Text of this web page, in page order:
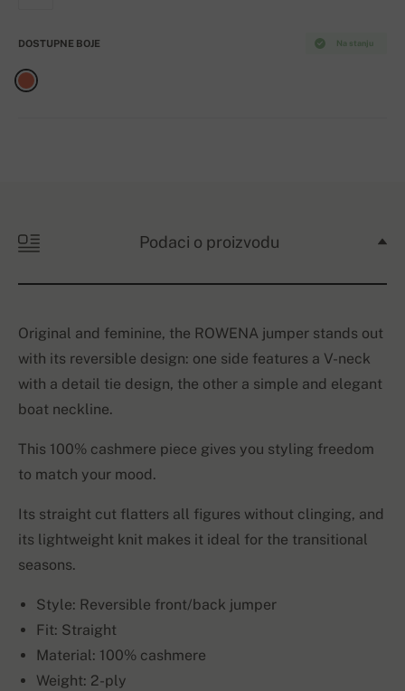
Na stanju
DOSTUPNE BOJE
Podaci o proizvodu
Original and feminine, the ROWENA jumper stands out
with its reversible design: one side features a V-neck
with a detail tie design, the other a simple and elegant
boat neckline.
This 100% cashmere piece gives you styling freedom
to match your mood.
Its straight cut flatters all figures without clinging, and
its lightweight knit makes it ideal for the transitional
seasons.
Style: Reversible front/back jumper
Fit: Straight
Material: 100% cashmere
Weight: 2-ply